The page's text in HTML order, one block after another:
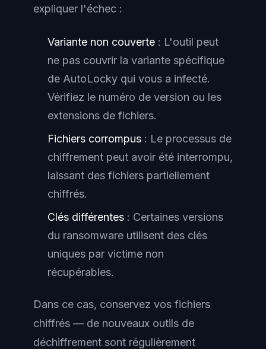
expliquer l'échec :
Variante non couverte : L'outil peut
ne pas couvrir la variante spécifique
de AutoLocky qui vous a infecté.
Vérifiez le numéro de version ou les
extensions de fichiers.
Fichiers corrompus : Le processus de
chiffrement peut avoir été interrompu,
laissant des fichiers partiellement
chiffrés.
Clés différentes : Certaines versions
du ransomware utilisent des clés
uniques par victime non
récupérables.
Dans ce cas, conservez vos fichiers
chiffrés — de nouveaux outils de
déchiffrement sont régulièrement